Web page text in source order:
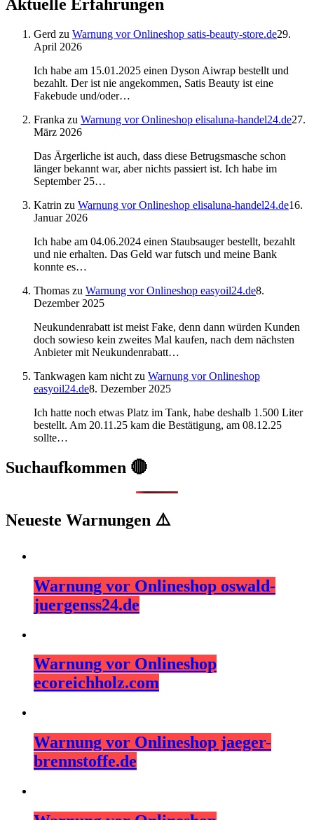
Aktuelle Erfahrungen
Gerd zu Warnung vor Onlineshop satis-beauty-store.de29.
April 2026
Ich habe am 15.01.2025 einen Dyson Aiwrap bestellt und
bezahlt. Der ist nie angekommen, Satis Beauty ist eine
Fakebude und/oder…
Franka zu Warnung vor Onlineshop elisaluna-handel24.de27.
März 2026
Das Ärgerliche ist auch, dass diese Betrugsmasche schon
länger bekannt war, aber nichts passiert ist. Ich habe im
September 25…
Katrin zu Warnung vor Onlineshop elisaluna-handel24.de16.
Januar 2026
Ich habe am 04.06.2024 einen Staubsauger bestellt, bezahlt
und nie erhalten. Das Geld war futsch und meine Bank
konnte es…
Thomas zu Warnung vor Onlineshop easyoil24.de8.
Dezember 2025
Neukundenrabatt ist meist Fake, denn dann würden Kunden
doch sowieso kein zweites Mal kaufen, nach dem nächsten
Anbieter mit Neukundenrabatt…
Tankwagen kam nicht zu Warnung vor Onlineshop
easyoil24.de8. Dezember 2025
Ich hatte noch etwas Platz im Tank, habe deshalb 1.500 Liter
bestellt. Am 20.11.25 kam die Bestätigung, am 08.12.25
sollte…
Suchaufkommen 🔴
Neueste Warnungen ⚠️
Warnung vor Onlineshop oswald-
juergenss24.de
Warnung vor Onlineshop
ecoreichholz.com
Warnung vor Onlineshop jaeger-
brennstoffe.de